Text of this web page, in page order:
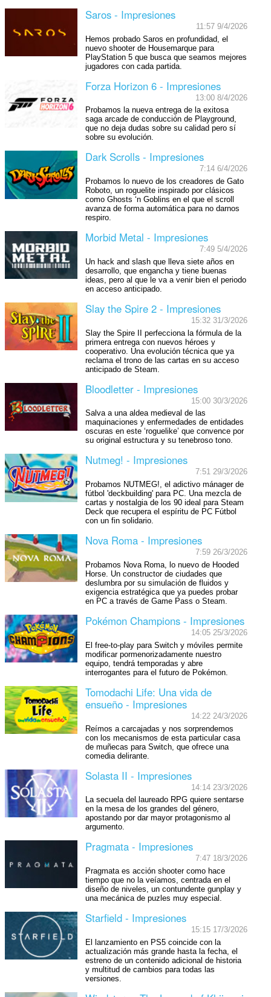
Saros - Impresiones
11:57 9/4/2026
Hemos probado Saros en profundidad, el
nuevo shooter de Housemarque para
PlayStation 5 que busca que seamos mejores
jugadores con cada partida.
Forza Horizon 6 - Impresiones
13:00 8/4/2026
Probamos la nueva entrega de la exitosa
saga arcade de conducción de Playground,
que no deja dudas sobre su calidad pero sí
sobre su evolución.
Dark Scrolls - Impresiones
7:14 6/4/2026
Probamos lo nuevo de los creadores de Gato
Roboto, un roguelite inspirado por clásicos
como Ghosts ‘n Goblins en el que el scroll
avanza de forma automática para no darnos
respiro.
Morbid Metal - Impresiones
7:49 5/4/2026
Un hack and slash que lleva siete años en
desarrollo, que engancha y tiene buenas
ideas, pero al que le va a venir bien el periodo
en acceso anticipado.
Slay the Spire 2 - Impresiones
15:32 31/3/2026
Slay the Spire II perfecciona la fórmula de la
primera entrega con nuevos héroes y
cooperativo. Una evolución técnica que ya
reclama el trono de las cartas en su acceso
anticipado de Steam.
Bloodletter - Impresiones
15:00 30/3/2026
Salva a una aldea medieval de las
maquinaciones y enfermedades de entidades
oscuras en este ‘roguelike’ que convence por
su original estructura y su tenebroso tono.
Nutmeg! - Impresiones
7:51 29/3/2026
Probamos NUTMEG!, el adictivo mánager de
fútbol 'deckbuilding' para PC. Una mezcla de
cartas y nostalgia de los 90 ideal para Steam
Deck que recupera el espíritu de PC Fútbol
con un fin solidario.
Nova Roma - Impresiones
7:59 26/3/2026
Probamos Nova Roma, lo nuevo de Hooded
Horse. Un constructor de ciudades que
deslumbra por su simulación de fluidos y
exigencia estratégica que ya puedes probar
en PC a través de Game Pass o Steam.
Pokémon Champions - Impresiones
14:05 25/3/2026
El free-to-play para Switch y móviles permite
modificar pormenorizadamente nuestro
equipo, tendrá temporadas y abre
interrogantes para el futuro de Pokémon.
Tomodachi Life: Una vida de
ensueño - Impresiones
14:22 24/3/2026
Reímos a carcajadas y nos sorprendemos
con los mecanismos de esta particular casa
de muñecas para Switch, que ofrece una
comedia delirante.
Solasta II - Impresiones
14:14 23/3/2026
La secuela del laureado RPG quiere sentarse
en la mesa de los grandes del género,
apostando por dar mayor protagonismo al
argumento.
Pragmata - Impresiones
7:47 18/3/2026
Pragmata es acción shooter como hace
tiempo que no la veíamos, centrada en el
diseño de niveles, un contundente gunplay y
una mecánica de puzles muy especial.
Starfield - Impresiones
15:15 17/3/2026
El lanzamiento en PS5 coincide con la
actualización más grande hasta la fecha, el
estreno de un contenido adicional de historia
y multitud de cambios para todas las
versiones.